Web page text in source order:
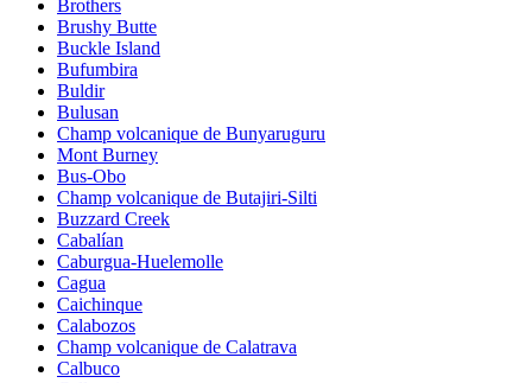
Brothers
Brushy Butte
Buckle Island
Bufumbira
Buldir
Bulusan
Champ volcanique de Bunyaruguru
Mont Burney
Bus-Obo
Champ volcanique de Butajiri-Silti
Buzzard Creek
Cabalían
Caburgua-Huelemolle
Cagua
Caichinque
Calabozos
Champ volcanique de Calatrava
Calbuco